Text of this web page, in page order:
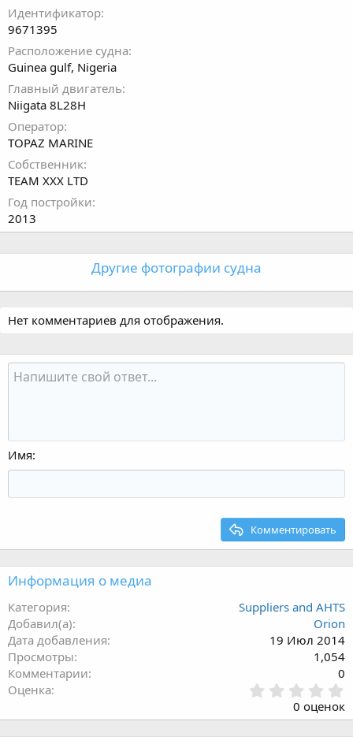
Идентификатор
9671395
Расположение судна
Guinea gulf, Nigeria
Главный двигатель
Niigata 8L28H
Оператор
TOPAZ MARINE
Собственник
TEAM XXX LTD
Год постройки
2013
Другие фотографии судна
Нет комментариев для отображения.
Имя
Комментировать
Информация о медиа
Категория
Suppliers and AHTS
Добавил(а)
Orion
Дата добавления
19 Июл 2014
Просмотры
1,054
Комментарии
0
Оценка
.
0
0 оценок